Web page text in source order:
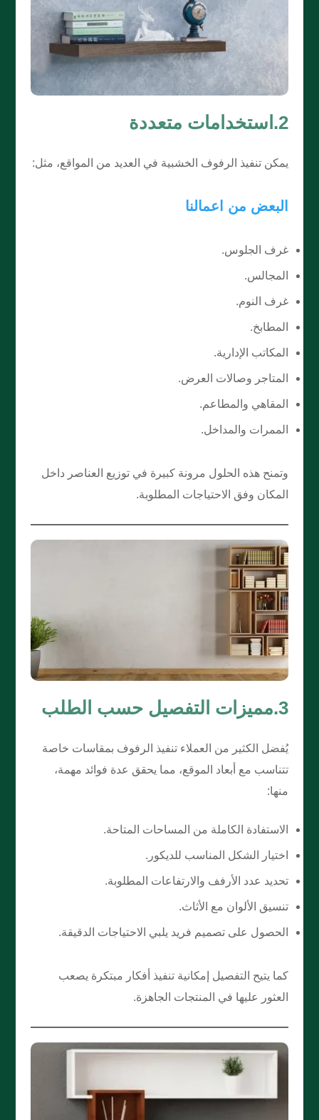
2.استخدامات متعددة
يمكن تنفيذ الرفوف الخشبية في العديد من المواقع، مثل:
البعض من اعمالنا
غرف الجلوس.
المجالس.
غرف النوم.
المطابخ.
المكاتب الإدارية.
المتاجر وصالات العرض.
المقاهي والمطاعم.
الممرات والمداخل.
وتمنح هذه الحلول مرونة كبيرة في توزيع العناصر داخل
المكان وفق الاحتياجات المطلوبة.
3.مميزات التفصيل حسب الطلب
يُفضل الكثير من العملاء تنفيذ الرفوف بمقاسات خاصة
تتناسب مع أبعاد الموقع، مما يحقق عدة فوائد مهمة،
منها:
الاستفادة الكاملة من المساحات المتاحة.
اختيار الشكل المناسب للديكور.
تحديد عدد الأرفف والارتفاعات المطلوبة.
تنسيق الألوان مع الأثاث.
الحصول على تصميم فريد يلبي الاحتياجات الدقيقة.
كما يتيح التفصيل إمكانية تنفيذ أفكار مبتكرة يصعب
العثور عليها في المنتجات الجاهزة.